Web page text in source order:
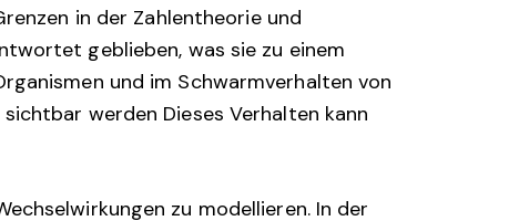
in der Zahlentheorie und
geblieben, was sie zu einem
und im Schwarmverhalten von
werden Dieses Verhalten kann
zu modellieren. In der